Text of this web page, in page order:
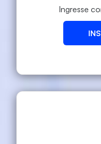
Ingresse